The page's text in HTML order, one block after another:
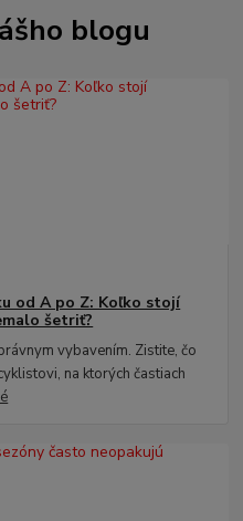
blogu
od A po Z: Koľko stojí
šetriť?
vybavením. Zistite, čo
na ktorých častiach